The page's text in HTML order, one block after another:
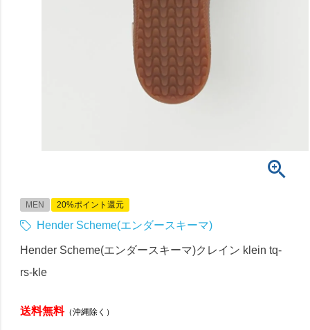
MEN 20%ポイント還元
Hender Scheme(エンダースキーマ)
Hender Scheme(エンダースキーマ)クレイン klein tq-
rs-kle
送料無料（沖縄除く）